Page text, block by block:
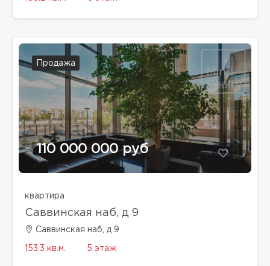
Продажа
110 000 000 руб
квартира
Саввинская наб, д 9
Саввинская наб, д 9
153.3 кв.м. 5 этаж